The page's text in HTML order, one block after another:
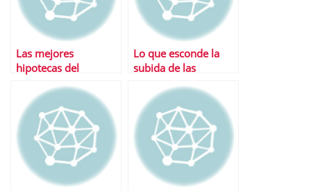
Las mejores
hipotecas del
Lo que esconde la
subida de las